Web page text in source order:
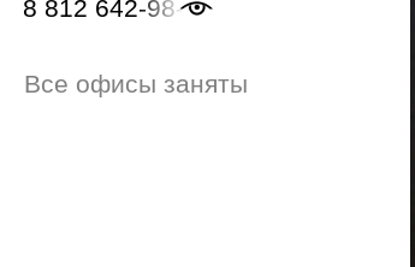
8 812 642-98-46
Все офисы заняты